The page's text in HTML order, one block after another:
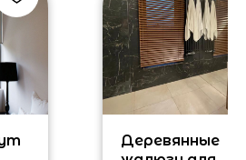
Деревянные